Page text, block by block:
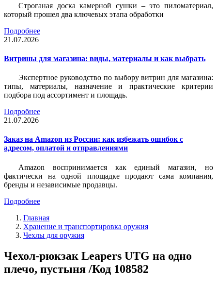
Строганая доска камерной сушки – это пиломатериал,
который прошел два ключевых этапа обработки
Подробнее
21.07.2026
Витрины для магазина: виды, материалы и как выбрать
Экспертное руководство по выбору витрин для магазина:
типы, материалы, назначение и практические критерии
подбора под ассортимент и площадь.
Подробнее
21.07.2026
Заказ на Amazon из России: как избежать ошибок с
адресом, оплатой и отправлениями
Amazon воспринимается как единый магазин, но
фактически на одной площадке продают сама компания,
бренды и независимые продавцы.
Подробнее
Главная
Хранение и транспортировка оружия
Чехлы для оружия
Чехол-рюкзак Leapers UTG на одно
плечо, пустыня /Код 108582